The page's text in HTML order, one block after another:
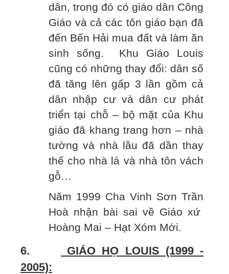
dân, trong đó có giáo dân Công
Giáo và cả các tôn giáo bạn đã
đến Bến Hải mua đất và làm ăn
sinh sống. Khu Giáo Louis
cũng có những thay đổi: dân số
đã tăng lên gấp 3 lần gồm cả
dân nhập cư và dân cư phát
triển tại chỗ – bộ mặt của Khu
giáo đã khang trang hơn – nhà
tường và nhà lầu đã dần thay
thế cho nhà lá và nhà tôn vách
gỗ…
Năm 1999 Cha Vinh Sơn Trần
Hoà nhận bài sai về Giáo xứ
Hoàng Mai – Hạt Xóm Mới.
6.
GIÁO HỌ LOUIS (1999 -
2005):